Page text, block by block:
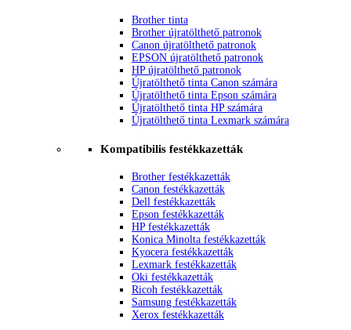
Brother tinta
Brother újratölthető patronok
Canon újratölthető patronok
EPSON újratölthető patronok
HP újratölthető patronok
Újratölthető tinta Canon számára
Újratölthető tinta Epson számára
Újratölthető tinta HP számára
Újratölthető tinta Lexmark számára
Kompatibilis festékkazetták
Brother festékkazetták
Canon festékkazetták
Dell festékkazetták
Epson festékkazetták
HP festékkazetták
Konica Minolta festékkazetták
Kyocera festékkazetták
Lexmark festékkazetták
Oki festékkazetták
Ricoh festékkazetták
Samsung festékkazetták
Xerox festékkazetták